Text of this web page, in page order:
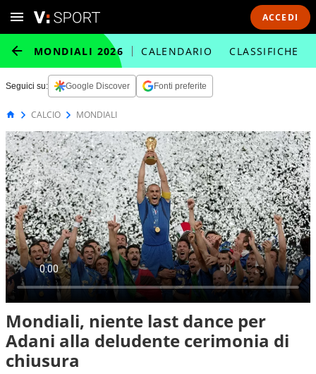
ACCEDI
MONDIALI 2026 CALENDARIO CLASSIFICHE
Seguici su: Google Discover Fonti preferite
CALCIO MONDIALI
Mondiali, niente last dance per
Adani alla deludente cerimonia di
chiusura